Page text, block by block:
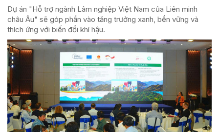
Dự án "Hỗ trợ ngành Lâm nghiệp Việt Nam của Liên minh
châu Âu" sẽ góp phần vào tăng trưởng xanh, bền vững và
thích ứng với biến đổi khí hậu.